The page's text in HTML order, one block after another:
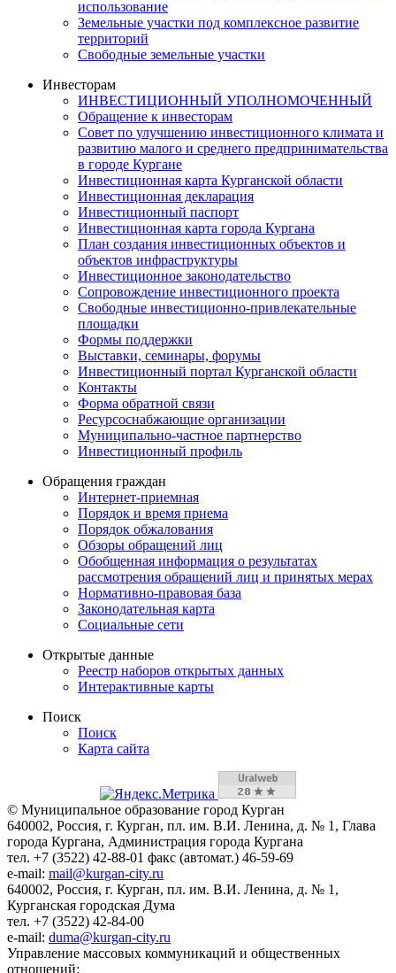
использование
Земельные участки под комплексное развитие
территорий
Свободные земельные участки
Инвесторам
ИНВЕСТИЦИОННЫЙ УПОЛНОМОЧЕННЫЙ
Обращение к инвесторам
Совет по улучшению инвестиционного климата и
развитию малого и среднего предпринимательства
в городе Кургане
Инвестиционная карта Курганской области
Инвестиционная декларация
Инвестиционный паспорт
Инвестиционная карта города Кургана
План создания инвестиционных объектов и
объектов инфраструктуры
Инвестиционное законодательство
Сопровождение инвестиционного проекта
Свободные инвестиционно-привлекательные
площадки
Формы поддержки
Выставки, семинары, форумы
Инвестиционный портал Курганской области
Контакты
Форма обратной связи
Ресурсоснабжающие организации
Муниципально-частное партнерство
Инвестиционный профиль
Обращения граждан
Интернет-приемная
Порядок и время приема
Порядок обжалования
Обзоры обращений лиц
Обобщенная информация о результатах
рассмотрения обращений лиц и принятых мерах
Нормативно-правовая база
Законодательная карта
Социальные сети
Открытые данные
Реестр наборов открытых данных
Интерактивные карты
Поиск
Поиск
Карта сайта
© Муниципальное образование город Курган
640002, Россия, г. Курган, пл. им. В.И. Ленина, д. № 1, Глава
города Кургана, Администрация города Кургана
тел. +7 (3522) 42-88-01 факс (автомат.) 46-59-69
e-mail: mail@kurgan-city.ru
640002, Россия, г. Курган, пл. им. В.И. Ленина, д. № 1,
Курганская городская Дума
тел. +7 (3522) 42-84-00
e-mail: duma@kurgan-city.ru
Управление массовых коммуникаций и общественных
отношений: